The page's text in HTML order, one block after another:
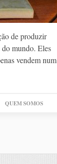
de produzir
mundo. Eles
vendem num
QUEM SOMOS